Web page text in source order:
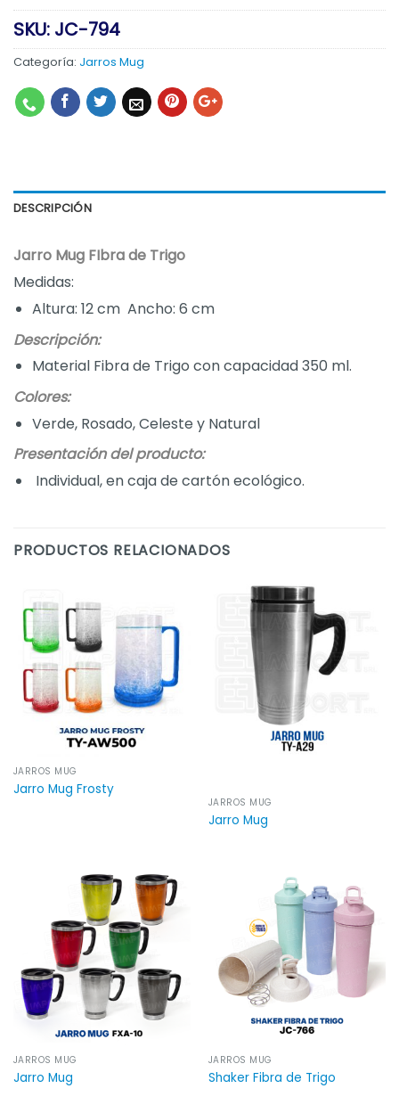
SKU: JC-794
Categoría: Jarros Mug
DESCRIPCIÓN
Jarro Mug FIbra de Trigo
Medidas:
Altura: 12 cm Ancho: 6 cm
Descripción:
Material Fibra de Trigo con capacidad 350 ml.
Colores:
Verde, Rosado, Celeste y Natural
Presentación del producto:
Individual, en caja de cartón ecológico.
PRODUCTOS RELACIONADOS
JARROS MUG
Jarro Mug Frosty
JARROS MUG
Jarro Mug
JARROS MUG
Jarro Mug
JARROS MUG
Shaker Fibra de Trigo